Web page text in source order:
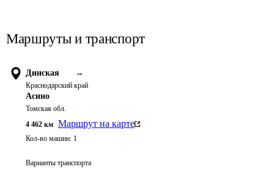
Маршруты и транспорт
Динская →
Краснодарский край
Асино
Томская обл.
4 462 км Маршрут на карте
Кол-во машин: 1
Варианты транспорта